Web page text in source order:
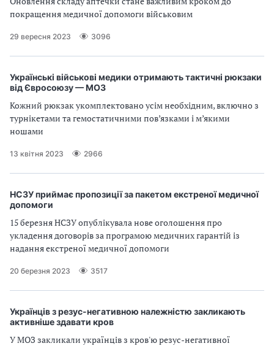
покращення медичної допомоги військовим
29 вересня 2023 3096
Українські військові медики отримають тактичні рюкзаки
від Євросоюзу — МОЗ
Кожний рюкзак укомплектовано усім необхідним, включно з
турнікетами та гемостатичними пов’язками і м’якими
ношами
13 квітня 2023 2966
НСЗУ приймає пропозиції за пакетом екстреної медичної
допомоги
15 березня НСЗУ опублікувала нове оголошення про
укладення договорів за програмою медичних гарантій із
надання екстреної медичної допомоги
20 березня 2023 3517
Українців з резус-негативною належністю закликають
активніше здавати кров
У МОЗ закликали українців з кров'ю резус-негативної